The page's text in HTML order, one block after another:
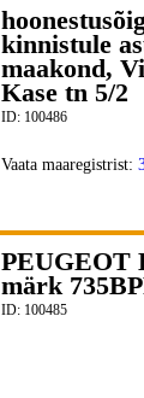
kinnistule
maakond,
Kase tn 5/2
ID: 100486
Vaata maaregistrist:
PEUGEOT
märk
ID: 100485